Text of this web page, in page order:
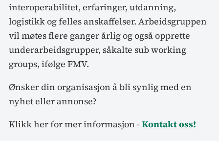
interoperabilitet, erfaringer, utdanning,
logistikk og felles anskaffelser. Arbeidsgruppen
vil møtes flere ganger årlig og også opprette
underarbeidsgrupper, såkalte sub working
groups, ifølge FMV.
Ønsker din organisasjon å bli synlig med en
nyhet eller annonse?
Klikk her for mer informasjon - Kontakt oss!